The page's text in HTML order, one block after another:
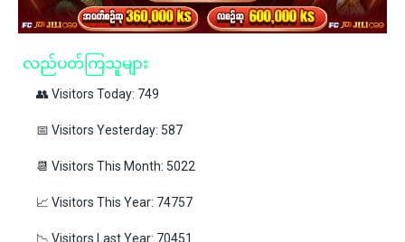
လည်ပတ်ကြသူများ
👥 Visitors Today: 749
📅 Visitors Yesterday: 587
📆 Visitors This Month: 5022
📈 Visitors This Year: 74757
📉 Visitors Last Year: 70451